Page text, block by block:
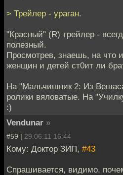
> Трейлер - ураган.
"Красный" (R) трейлер -
полезный.
Просмотрев, знаешь, на что
женщин и детей ст0ит ли
На "Мальчишник 2: Из
ролики вяловатые. На
:)
Vendunar »
#59 | 29.06.11 16:44
Кому: Доктор ЗИП, #43
Спрашивается, видимо,